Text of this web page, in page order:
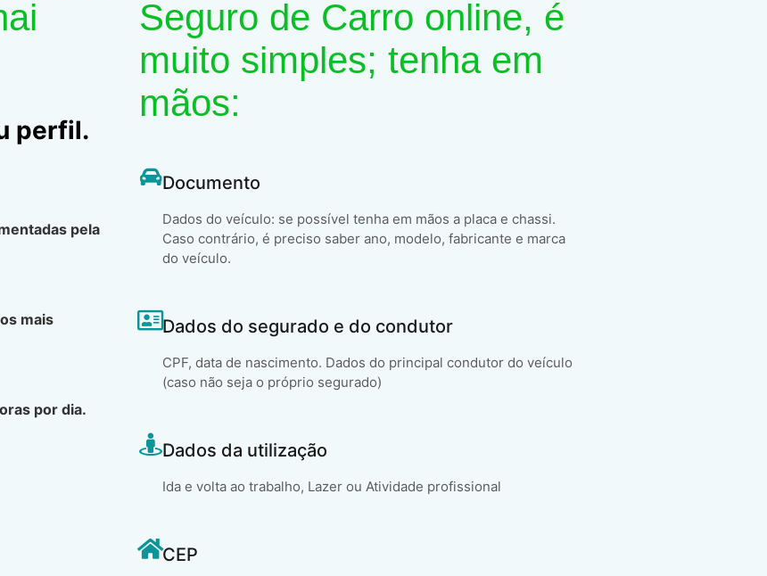
perfil.
pela
mais
por dia.
Seguro de Carro online, é
muito simples; tenha em
mãos:
Documento
Dados do veículo: se possível tenha em mãos a placa e chassi.
Caso contrário, é preciso saber ano, modelo, fabricante e marca
do veículo.
Dados do segurado e do condutor
CPF, data de nascimento. Dados do principal condutor do veículo
(caso não seja o próprio segurado)
Dados da utilização
Ida e volta ao trabalho, Lazer ou Atividade profissional
CEP